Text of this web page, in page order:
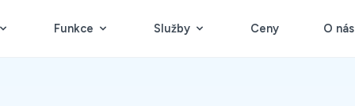
Funkce Služby Ceny O nás